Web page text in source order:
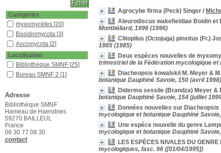
Agrocybe firma (Peck) Singer /
Aleurodiscus wakefieldiae Boidin et
Montbéliard, 1996 (1996)
Clitopilus (Octojuga) pinsitus (Fr.)
1985 (1985)
Deux espèces nouvelles de
trimestriel de la Fédération mycologique et
Diacheopsis kowalskii M. Meyer &
botanique Dauphiné Savoie, 150 (avril 1998)
Diderma sessile (Brandza) Meyer &
botanique Dauphiné Savoie, 154 (juillet
Données nouvelles sur
mycologique et botanique Dauphiné
Une espèce nouvelle du genre
mycologique et botanique Dauphiné
LES ESPÈCES NIVALES DU
mycologiques, fasc. 96 ([01/04/1995])
Catégories
myxomycètes [20]
Basidiomycota [3]
Ascomycota [2]
Localisation
Bibliothèque SMNF [25]
Bureau SMNF 2 [1]
Documentaire
Revues étrangères
(étagère A)[1]
Revues françaises
(étagère D)
Adresse
Bibliothèque SMNF
Hameau de Haendries
59270 BAILLEUL
France
06 30 77 08 30
contact